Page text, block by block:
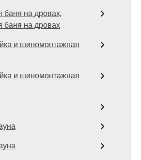
на дровах,
на дровах
и шиномонтажная
и шиномонтажная